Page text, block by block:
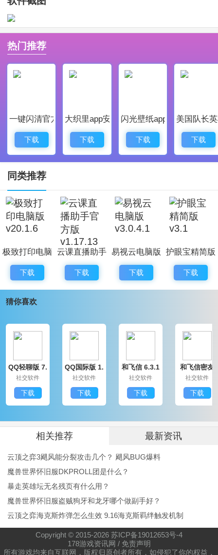
分的轻松简单，所有的用户都能够快速的上手使用。
网易mumu官网版软件亮点
支持使用键盘鼠标操作，还可以使用手柄进行游
戏，任何玩家都可以使用手柄带来新的游戏体验并打开
更多游戏，因此您可以玩更多游戏。
并且能够自由的挂机，使用电脑还能够感受大屏幕
游戏带来的更好的游戏体验。
网易mumu官网版软件评测
网易mumu是一款非常好用的手游电脑模拟器，这
电脑上面尽情的游玩手机游戏，让玩家拥有非常好的手
机游戏体验。
网易mumu官网版更新日志
1、修复了《影之刃3》输入框显示错误的问题;
2、修复了《崩坏3》活动页面显示异常的问题;
4、修复了《战神遗迹》启动闪退的问题;
热门推荐
一键闪清官方最新版
下载
大织里app安卓版
下载
闪光壁纸app安卓最新版
下载
美国队长
下载
同类推荐
极致打印电脑
版 v20.1.6
下载
云课直播助手
官方版
v1.17.13
下载
易视云电脑版
v3.0.4.1
下载
护眼宝精简版
v3.1
下载
猜你喜欢
QQ轻聊版 7.
9.14314.0
社交软件
下载
QQ国际版 1.
91.1370.0
社交软件
下载
和飞信 6.3.1
200
社交软件
下载
和飞信密友
圈版 6.3.120
社交软件
下载
相关推荐 最新资讯
云顶之弈3飓风能分裂攻击几个？ 飓风BUG爆料
魔兽世界怀旧服DKPROLL团是什么？
暴走英雄坛无名残页有什么用？
魔兽世界怀旧服盗贼狗牙和龙牙哪个做副手好？
云顶之弈海克斯炸弹怎么生效 9.16海克斯羁绊触发机制
Copyright © 2015-2026 苏ICP备19012653号-4
178游戏资讯网 / 免责声明
所有游戏均来自互联网，版权归原创者所有，如侵犯了你的权益，